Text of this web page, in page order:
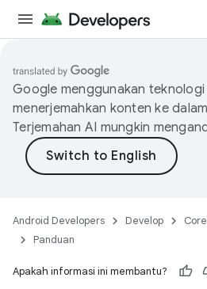
Google menggunakan
menerjemahkan konten ke
Terjemahan AI mungkin
Android Developers Develop
Panduan
Apakah informasi ini membantu?